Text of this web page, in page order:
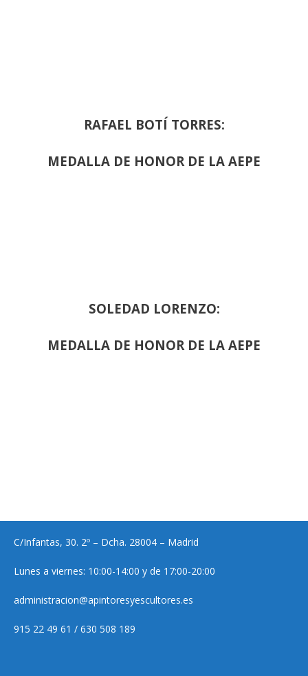
RAFAEL BOTÍ TORRES:
MEDALLA DE HONOR DE LA AEPE
SOLEDAD LORENZO:
MEDALLA DE HONOR DE LA AEPE
C/Infantas, 30. 2º – Dcha. 28004 – Madrid
Lunes a viernes: 10:00-14:00 y de 17:00-20:00
administracion@apintoresyescultores.es
915 22 49 61 / 630 508 189